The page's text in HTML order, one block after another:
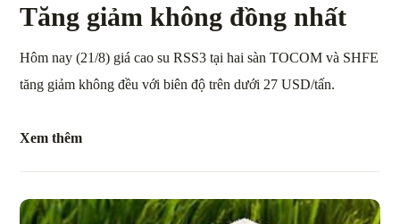
Tăng giảm không đồng nhất
Hôm nay (21/8) giá cao su RSS3 tại hai sàn TOCOM và SHFE
tăng giảm không đều với biên độ trên dưới 27 USD/tấn.
Xem thêm